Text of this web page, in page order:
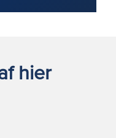
hier